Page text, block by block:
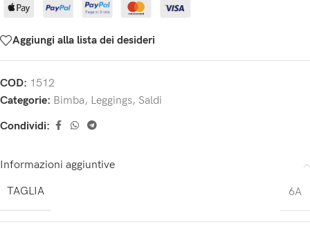
Aggiungi alla lista dei desideri
COD: 1512
Categorie: Bimba, Leggings, Saldi
Condividi:
Informazioni aggiuntive
TAGLIA
6A